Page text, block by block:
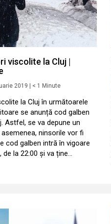
viscolite la Cluj |
2019 < 1 Minute
la Cluj în următoarele
se anunță cod galben
Astfel, se va depune un
ninsorile vor fi
cod galben intră în vigoare
la 22:00 și va ține…